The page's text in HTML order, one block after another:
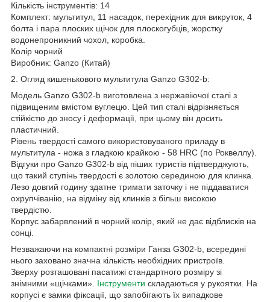
Кількість інструментів: 14
Комплект: мультитул, 11 насадок, перехідник для викруток, 4
болта і пара плоских щічок для плоскогубців, жорстку
водонепроникний чохол, коробка.
Колір чорний
Виробник: Ganzo (Китай)
2. Огляд кишенькового мультитула Ganzo G302-b:
Модель Ganzo G302-b виготовлена з нержавіючої сталі з
підвищеним вмістом вуглецю. Цей тип сталі відрізняється
стійкістю до зносу і деформації, при цьому він досить
пластичний.
Рівень твердості самого використовуваного приладу в
мультитула - ножа з гладкою крайкою - 58 HRC (по Роквеллу).
Відгуки про Ganzo G302-b від піших туристів підтверджують,
що такий ступінь твердості є золотою серединою для клинка.
Лезо довгий годину здатне тримати заточку і не піддаватися
охрупчіванію, на відміну від клинків з більш високою
твердістю.
Корпус забарвлений в чорний колір, який не дає відблисків на
сонці.
Незважаючи на компактні розміри Ганза G302-b, всередині
нього заховано значна кількість необхідних пристроїв.
Зверху розташовані пасатижі стандартного розміру зі
знімними «щічками». Інструменти складаються у рукоятки. На
корпусі є замки фіксації, що запобігають їх випадкове